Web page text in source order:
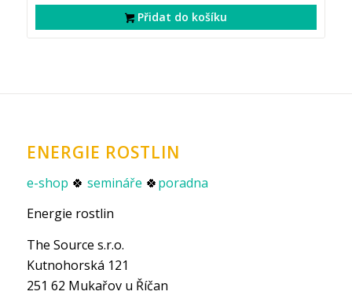
870 Kč.
je:
799 Kč.
Přidat do košíku
ENERGIE ROSTLIN
e-shop 🍀 semináře 🍀poradna
Energie rostlin
The Source s.r.o.
Kutnohorská 121
251 62 Mukařov u Říčan